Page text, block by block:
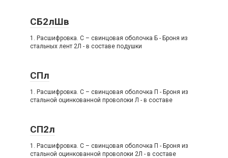
СБ2лШв
1. Расшифровка. C – свинцовая оболочка Б - Броня из
стальных лент 2Л - в составе подушки
СПл
1. Расшифровка. C – свинцовая оболочка П - Броня из
стальной оцинкованной проволоки Л - в составе
СП2л
1. Расшифровка. C – свинцовая оболочка П - Броня из
стальной оцинкованной проволоки 2Л - в составе